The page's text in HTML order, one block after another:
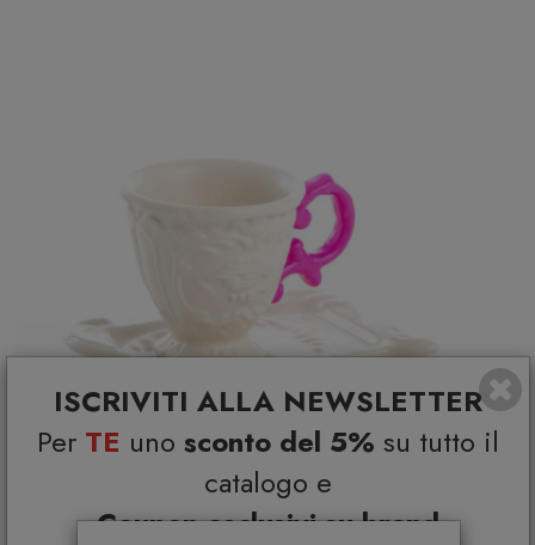
ISCRIVITI ALLA NEWSLETTER
Per TE uno sconto del 5% su tutto il
catalogo e
Coupon esclusivi su brand